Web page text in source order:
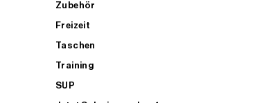
Zubehör
Freizeit
Taschen
Training
SUP